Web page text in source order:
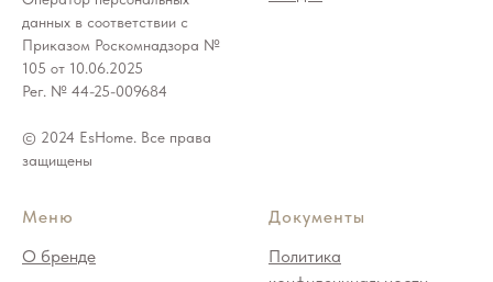
данных в соответствии с
Приказом Роскомнадзора №
105 от 10.06.2025
Рег. № 44-25-009684
© 2024 EsHome. Все права
защищены
Меню
О бренде
Документы
Политика